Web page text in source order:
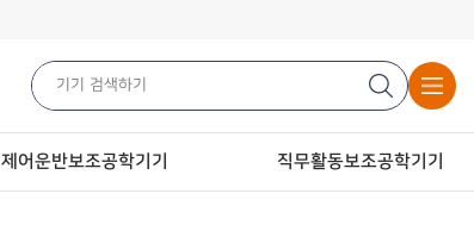
제어운반보조공학기기 직무활동보조공학기기